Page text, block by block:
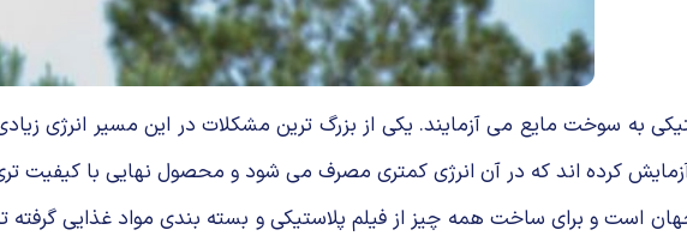
به سوخت مایع می آزمایند. یکی از بزرگ ترین مشکلات در این مسیر انرژی
کرده اند که در آن انرژی کمتری مصرف می شود و محصول نهایی با کیفیت
است و برای ساخت همه چیز از فیلم پلاستیکی و بسته بندی مواد غذایی